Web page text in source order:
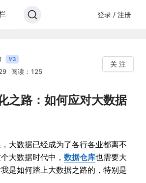
登录 / 注册
V3
阅读：125
关 注
之路：如何应对大数据
大数据已经成为了各行各业都离不
大数据时代中， 数据仓库也需要大
是如何踏上大数据之路的，特别是